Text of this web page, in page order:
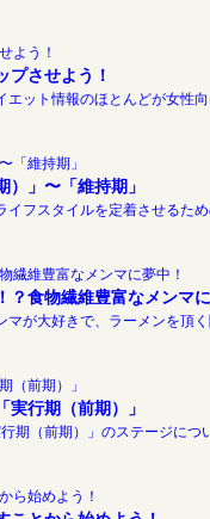
プさせよう！
ット情報のほとんどが女
」〜「維持期」
フスタイルを定着させる
食物繊維豊富なメンマに
が大好きで、ラーメンを
行期（前期）」
期（前期）」のステージに